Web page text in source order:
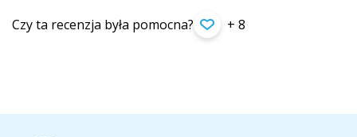
Czy ta recenzja była pomocna? + 8